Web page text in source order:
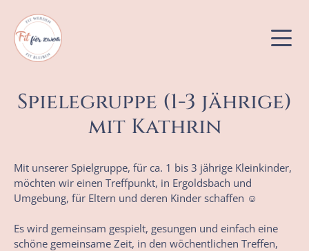
Spielegruppe (1-3 jährige)
mit Kathrin
Mit unserer Spielgruppe, für ca. 1 bis 3 jährige Kleinkinder,
möchten wir einen Treffpunkt, in Ergoldsbach und
Umgebung, für Eltern und deren Kinder schaffen ☺️
Es wird gemeinsam gespielt, gesungen und einfach eine
schöne gemeinsame Zeit, in den wöchentlichen Treffen,
Kinderkurse